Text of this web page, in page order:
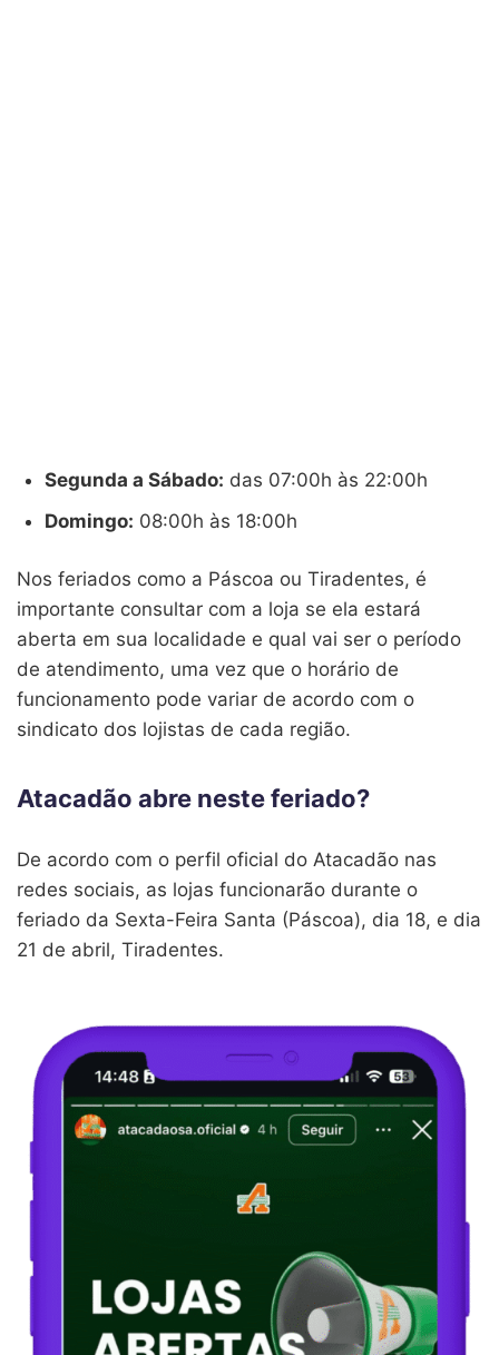
Segunda a Sábado: das 07:00h às 22:00h
Domingo: 08:00h às 18:00h
Nos feriados como a Páscoa ou Tiradentes, é
importante consultar com a loja se ela estará
aberta em sua localidade e qual vai ser o período
de atendimento, uma vez que o horário de
funcionamento pode variar de acordo com o
sindicato dos lojistas de cada região.
Atacadão abre neste feriado?
De acordo com o perfil oficial do Atacadão nas
redes sociais, as lojas funcionarão durante o
feriado da Sexta-Feira Santa (Páscoa), dia 18, e dia
21 de abril, Tiradentes.